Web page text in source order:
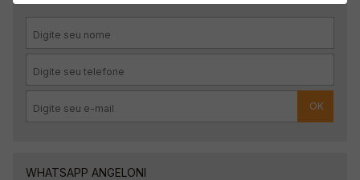
OK
WHATSAPP ANGELONI